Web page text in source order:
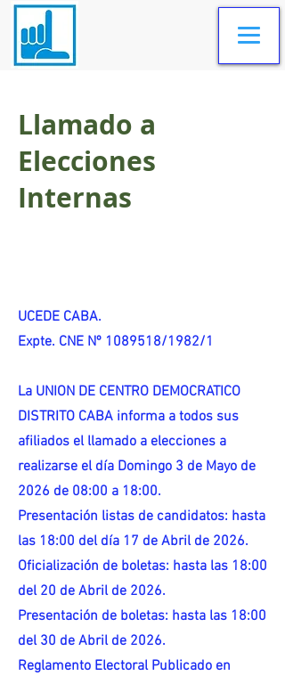
Llamado a
Elecciones
Internas
UCEDE CABA.
Expte. CNE Nº 1089518/1982/1
La UNION DE CENTRO DEMOCRATICO
DISTRITO CABA informa a todos sus
afiliados el llamado a elecciones a
realizarse el día Domingo 3 de Mayo de
2026 de 08:00 a 18:00.
Presentación listas de candidatos: hasta
las 18:00 del día 17 de Abril de 2026.
Oficialización de boletas: hasta las 18:00
del 20 de Abril de 2026.
Presentación de boletas: hasta las 18:00
del 30 de Abril de 2026.
Reglamento Electoral Publicado en